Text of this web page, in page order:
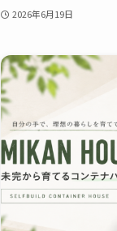
2026年6月19日